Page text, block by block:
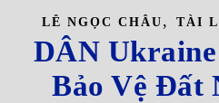
LÊ NGỌC CHÂU , TÀI
DÂN
Bảo Vệ Đất